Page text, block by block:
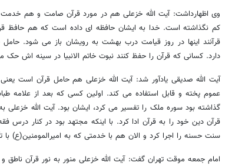
وی اظهارداشت: آیت الله خزعلی هم در مورد قرآن صامت و هم خدمت
کم نگذاشته است. خدا به ایشان حافظه ای داده است که هم حافظ
قرآنند اینها در روز قیامت درب بهشت به رویشان باز می شود. حامل
دارد. کسانی که قرآن را حفظ کنند نبوت خاتم الانبیا در سینه اش
آیت الله صدیقی یادآور شد: آیت الله خزعلی هم حامل قرآن است
عموم پخته و قابل استفاده می کند. اولین کسی که بعد از علامه
گذاشته بود سوره ملک را تفسیر می کرد، ایشان بود. آیت الله
قرآن دین خود را به قرآن ادا کرد. با اینکه مجتهد بود در کنار
سنت حسنه را اجرا کرد و الان هم با خدمتی که به امیرالمومنین(ع)
امام جمعه موقت تهران گفت: آیت الله خزعلی منور به نور قرآن